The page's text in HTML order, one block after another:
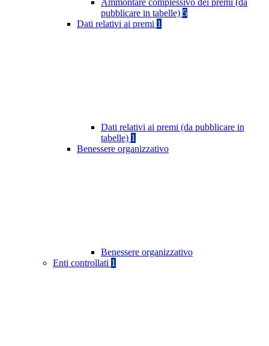
Ammontare complessivo dei premi (da
pubblicare in tabelle) 5
Dati relativi ai premi 1
Dati relativi ai premi (da pubblicare in
tabelle) 1
Benessere organizzativo
Benessere organizzativo
Enti controllati 1